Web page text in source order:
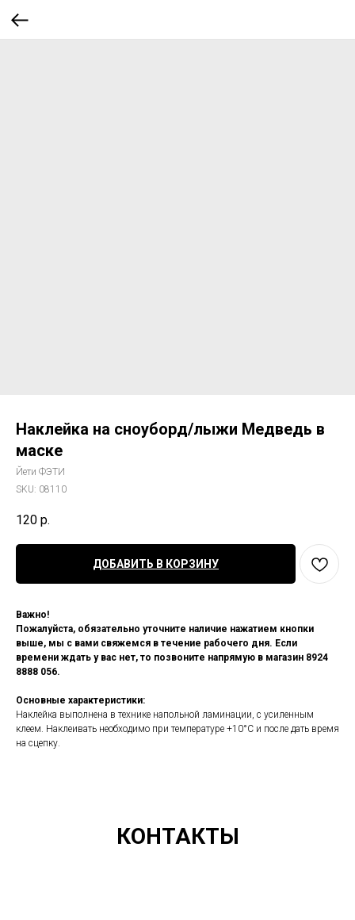
Наклейка на сноуборд/лыжи Медведь в
маске
Йети ФЭТИ
SKU: 08110
120 р.
ДОБАВИТЬ В КОРЗИНУ
Важно!
Пожалуйста, обязательно уточните наличие нажатием кнопки
выше, мы с вами свяжемся в течение рабочего дня. Если
времени ждать у вас нет, то позвоните напрямую в магазин 8924
8888 056.
Основные характеристики:
Наклейка выполнена в технике напольной ламинации, с усиленным
клеем. Наклеивать необходимо при температуре +10°C и после дать время
на сцепку.
КОНТАКТЫ